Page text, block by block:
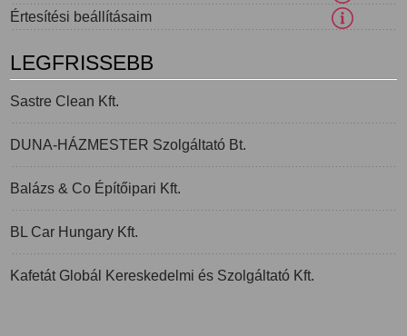
Értesítési beállításaim
LEGFRISSEBB
Sastre Clean Kft.
DUNA-HÁZMESTER Szolgáltató Bt.
Balázs & Co Építőipari Kft.
BL Car Hungary Kft.
Kafetát Globál Kereskedelmi és Szolgáltató Kft.